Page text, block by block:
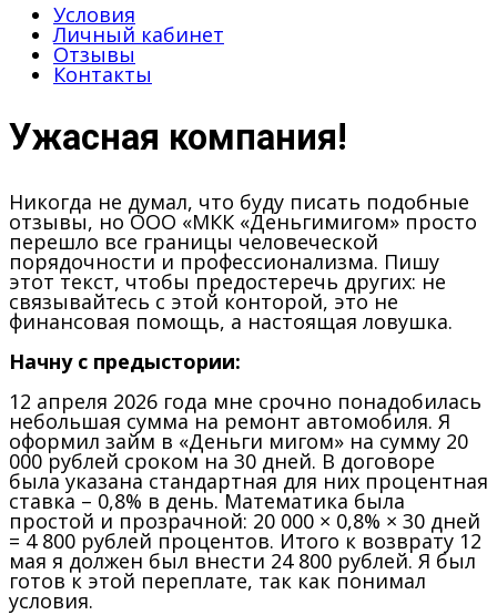
Условия
Личный кабинет
Отзывы
Контакты
Ужасная компания!
Никогда не думал, что буду писать подобные
отзывы, но ООО «МКК «Деньгимигом» просто
перешло все границы человеческой
порядочности и профессионализма. Пишу
этот текст, чтобы предостеречь других: не
связывайтесь с этой конторой, это не
финансовая помощь, а настоящая ловушка.
Начну с предыстории:
12 апреля 2026 года мне срочно понадобилась
небольшая сумма на ремонт автомобиля. Я
оформил займ в «Деньги мигом» на сумму 20
000 рублей сроком на 30 дней. В договоре
была указана стандартная для них процентная
ставка – 0,8% в день. Математика была
простой и прозрачной: 20 000 × 0,8% × 30 дней
= 4 800 рублей процентов. Итого к возврату 12
мая я должен был внести 24 800 рублей. Я был
готов к этой переплате, так как понимал
условия.